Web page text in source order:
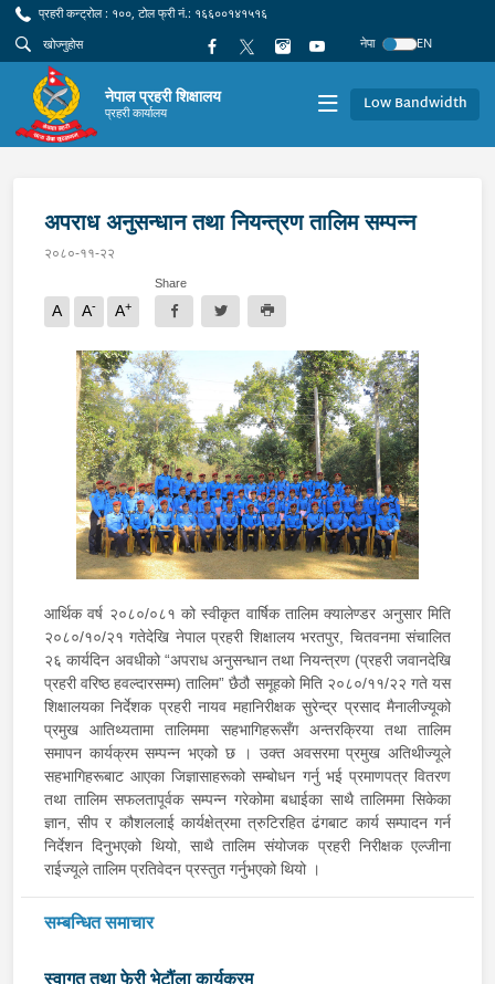
प्रहरी कन्ट्रोल : १००, टोल फ्री नं.: १६६००१४१५१६
नेपा
EN
नेपाल प्रहरी शिक्षालय
प्रहरी कार्यालय Low Bandwidth
अपराध अनुसन्धान तथा नियन्त्रण तालिम सम्पन्न
२०८०-११-२२
A A- A+
Share
आर्थिक वर्ष २०८०/०८१ को स्वीकृत वार्षिक तालिम क्यालेण्डर अनुसार मिति
२०८०/१०/२१ गतेदेखि नेपाल प्रहरी शिक्षालय भरतपुर, चितवनमा संचालित
२६ कार्यदिन अवधीको “अपराध अनुसन्धान तथा नियन्त्रण (प्रहरी जवानदेखि
प्रहरी वरिष्ठ हवल्दारसम्म) तालिम” छैठौ समूहको मिति २०८०/११/२२ गते यस
शिक्षालयका निर्देशक प्रहरी नायव महानिरीक्षक सुरेन्द्र प्रसाद मैनालीज्यूको
प्रमुख आतिथ्यतामा तालिममा सहभागिहरूसँग अन्तरक्रिया तथा तालिम
समापन कार्यक्रम सम्पन्न भएको छ । उक्त अवसरमा प्रमुख अतिथीज्यूले
सहभागिहरूबाट आएका जिज्ञासाहरूको सम्बोधन गर्नु भई प्रमाणपत्र वितरण
तथा तालिम सफलतापूर्वक सम्पन्न गरेकोमा बधाईका साथै तालिममा सिकेका
ज्ञान, सीप र कौशललाई कार्यक्षेत्रमा त्रुटिरहित ढंगबाट कार्य सम्पादन गर्न
निर्देशन दिनुभएको थियो, साथै तालिम संयोजक प्रहरी निरीक्षक एल्जीना
राईज्यूले तालिम प्रतिवेदन प्रस्तुत गर्नुभएको थियो ।
सम्बन्धित समाचार
स्वागत तथा फेरी भेटौंला कार्यक्रम